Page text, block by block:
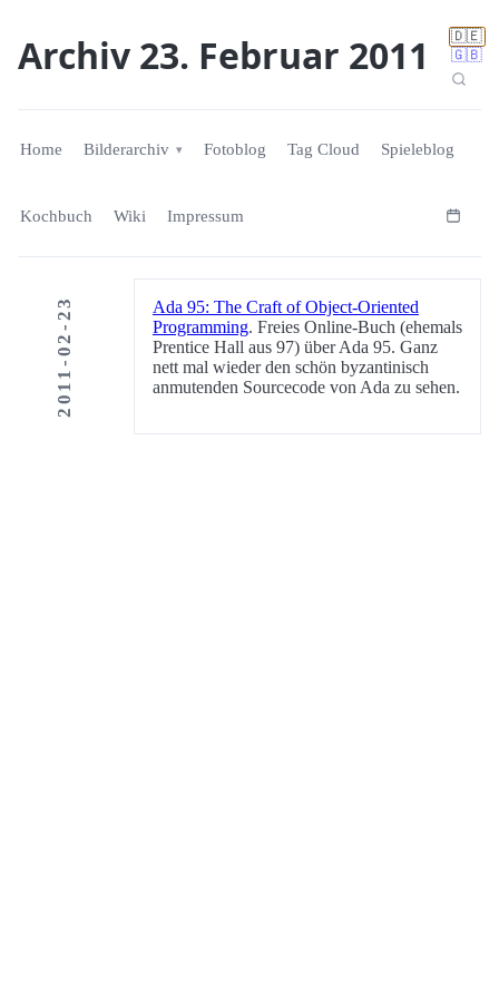
🇩🇪
🇬🇧
Archiv 23. Februar 2011
Home Bilderarchiv Fotoblog Tag Cloud Spieleblog
Kochbuch Wiki Impressum
2011-02-23
Ada 95: The Craft of Object-Oriented
Programming. Freies Online-Buch (ehemals
Prentice Hall aus 97) über Ada 95. Ganz
nett mal wieder den schön byzantinisch
anmutenden Sourcecode von Ada zu sehen.